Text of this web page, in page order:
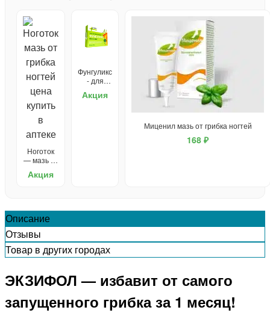
Ноготок
— мазь от
Акция
Фунгуликс
- для
грибка
Акция
Миценил мазь от грибка ногтей
168 ₽
Описание
Отзывы
Товар в других городах
ЭКЗИФОЛ — избавит от самого
запущенного грибка за 1 месяц!